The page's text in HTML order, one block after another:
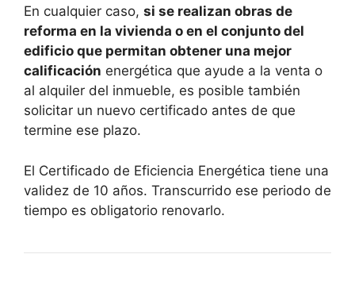
En cualquier caso, si se realizan obras de
reforma en la vivienda o en el conjunto del
edificio que permitan obtener una mejor
calificación energética que ayude a la venta o
al alquiler del inmueble, es posible también
solicitar un nuevo certificado antes de que
termine ese plazo.
El Certificado de Eficiencia Energética tiene una
validez de 10 años. Transcurrido ese periodo de
tiempo es obligatorio renovarlo.